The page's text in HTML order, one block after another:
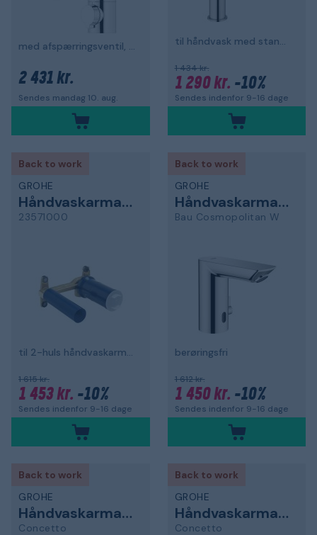
med afspærringsventil, G10, krom
2 431 kr.
Sendes mandag 10. aug.
til håndvask med standardhøjt udløb
1 434 kr.
1 290 kr. -10%
Sendes indenfor 9-16 dage
Back to work
GROHE
Håndvaskarmatur
23571000
til 2-huls håndvaskarmatur
1 615 kr.
1 453 kr. -10%
Sendes indenfor 9-16 dage
Back to work
GROHE
Håndvaskarmatur
Bau Cosmopolitan W
berøringsfri
1 612 kr.
1 450 kr. -10%
Sendes indenfor 9-16 dage
Back to work
GROHE
Håndvaskarmatur
Concetto
Back to work
GROHE
Håndvaskarmatur
Concetto